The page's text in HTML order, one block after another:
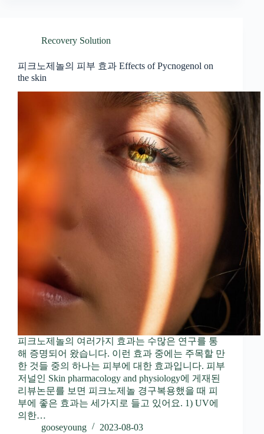
Recovery Solution
피크노제놀의 피부 효과 Effects of Pycnogenol on
the skin
피크노제놀의 여러가지 효과는 수많은 연구를 통
해 증명되어 왔습니다. 이런 효과 중에는 주목할 만
한 것들 중의 하나는 피부에 대한 효과입니다. 피부
저널인 Skin pharmacology and physiology에 게재된
리뷰논문를 보면 피크노제놀 경구복용했을 때 피
부에 좋은 효과는 세가지로 들고 있어요. 1) UV에
의한…
gooseyoung
2023-08-03